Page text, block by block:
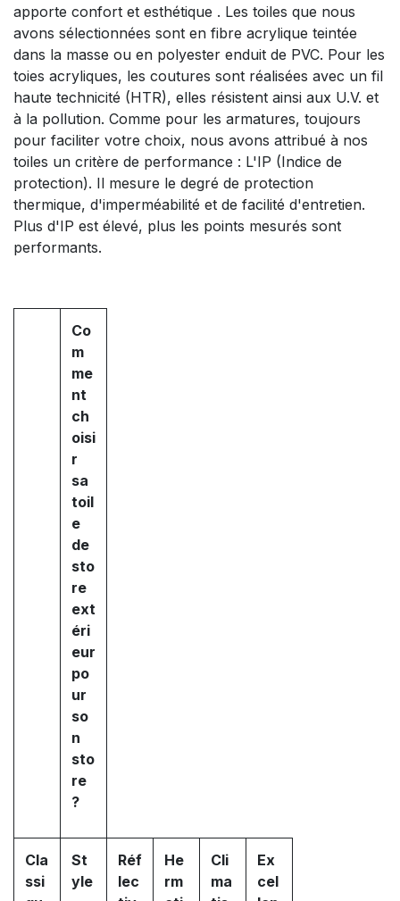
apporte confort et esthétique . Les toiles que nous
avons sélectionnées sont en fibre acrylique teintée
dans la masse ou en polyester enduit de PVC. Pour les
toies acryliques, les coutures sont réalisées avec un fil
haute technicité (HTR), elles résistent ainsi aux U.V. et
à la pollution. Comme pour les armatures, toujours
pour faciliter votre choix, nous avons attribué à nos
toiles un critère de performance : L'IP (Indice de
protection). Il mesure le degré de protection
thermique, d'imperméabilité et de facilité d'entretien.
Plus d'IP est élevé, plus les points mesurés sont
performants.
Co
m
me
nt
ch
oisi
r
sa
toil
e
de
sto
re
ext
éri
eur
po
ur
so
n
sto
re
?
Cla
ssi
St
yle
Réf
lec
He
rm
Cli
ma
Ex
cel